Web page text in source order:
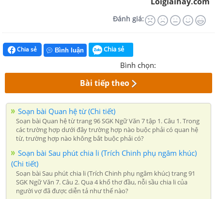
Đánh giá:
Chia sẻ Bình luận Chia sẻ
Bình chọn:
Bài tiếp theo
Soạn bài Quan hệ từ (Chi tiết)
Soạn bài Quan hệ từ trang 96 SGK Ngữ Văn 7 tập 1. Câu 1. Trong
các trường hợp dưới đây trường hợp nào buộc phải có quan hệ
từ, trường hợp nào không bắt buộc phải có?
Soạn bài Sau phút chia li (Trích Chinh phụ ngâm khúc)
(Chi tiết)
Soạn bài Sau phút chia li (Trích Chinh phụ ngâm khúc) trang 91
SGK Ngữ Văn 7. Câu 2. Qua 4 khổ thơ đầu, nỗi sầu chia li của
người vợ đã được diễn tả như thế nào?